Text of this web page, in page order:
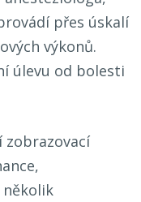
přes úskalí
výkonů.
úlevu od bolesti
zobrazovací